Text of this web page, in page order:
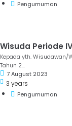
Pengumuman
Wisuda Periode
Kepada yth. Wisudawan/
Tahun 2...
7 August 2023
3 years
Pengumuman